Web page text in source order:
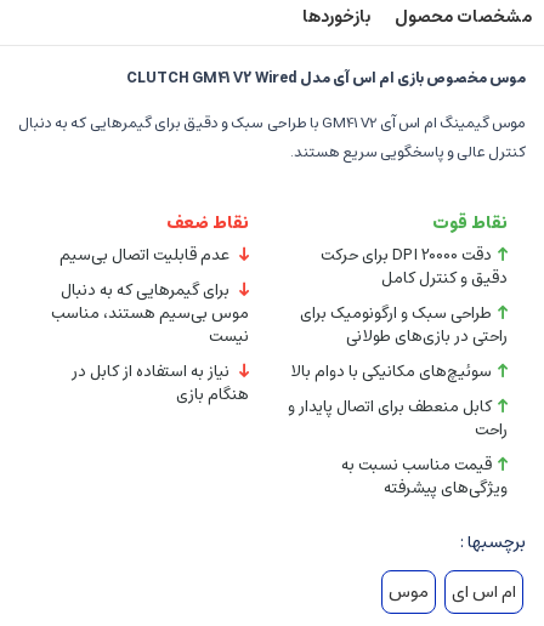
مشخصات محصول بازخوردها
موس مخصوص بازی ام اس آی مدل CLUTCH GM41 V2 Wired
موس گیمینگ ام اس آی GM41 V2 با طراحی سبک و دقیق برای گیمرهایی که به دنبال
کنترل عالی و پاسخگویی سریع هستند.
نقاط قوت
دقت 20000 DPI برای حرکت
دقیق و کنترل کامل
طراحی سبک و ارگونومیک برای
راحتی در بازی‌های طولانی
سوئیچ‌های مکانیکی با دوام بالا
کابل منعطف برای اتصال پایدار و
راحت
قیمت مناسب نسبت به
ویژگی‌های پیشرفته
نقاط ضعف
عدم قابلیت اتصال بی‌سیم
برای گیمرهایی که به دنبال
موس بی‌سیم هستند، مناسب
نیست
نیاز به استفاده از کابل در
هنگام بازی
برچسبها :
ام اس ای
موس